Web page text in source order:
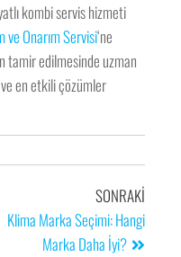
kombi servis hizmeti
ve Onarım Servisi‘ne
tamir edilmesinde uzman
en etkili çözümler
SONRAKI
Klima Marka Seçimi: Hangi
Marka Daha İyi?